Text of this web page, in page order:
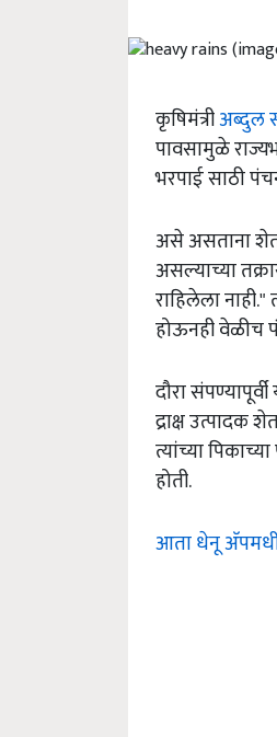
कृषिमंत्रीअब्दुल
पावसामुळे
भरपाई साठी
असे असताना
असल्याच्या
राहिलेला
होऊनही वेळीच
दौरा
द्राक्ष उत्पादक
त्यांच्या
होती.
आता धेनू